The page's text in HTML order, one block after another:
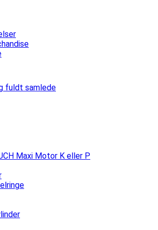
fuldt samlede
Maxi Motor K eller P